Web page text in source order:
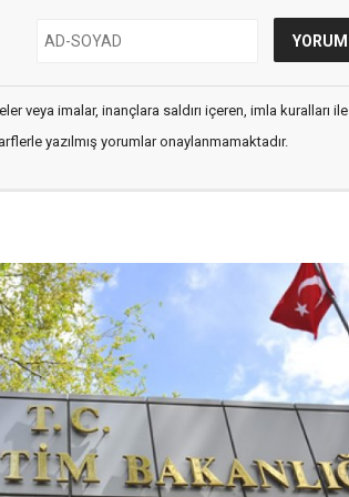
veya imalar, inançlara saldırı içeren, imla kuralları ile
yazılmış yorumlar onaylanmamaktadır.